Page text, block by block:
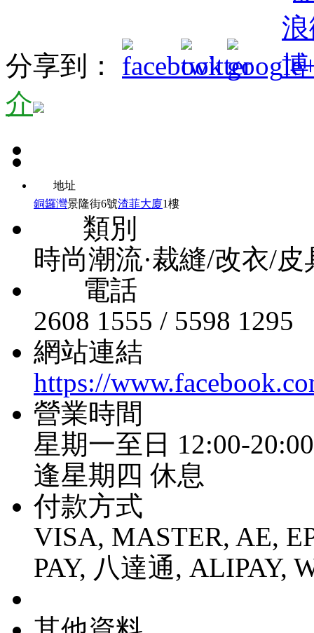
分享到：
介
地址
銅鑼灣景隆街6號渣菲大廈1樓
類別
時尚潮流·裁縫/改衣/皮
電話
2608 1555 / 5598 1295
網站連結
https://
營業時間
星期一至日 12:00-20:00
逢星期四 休息
付款方式
VISA, MASTER, AE,
PAY, 八達通, ALIPAY,